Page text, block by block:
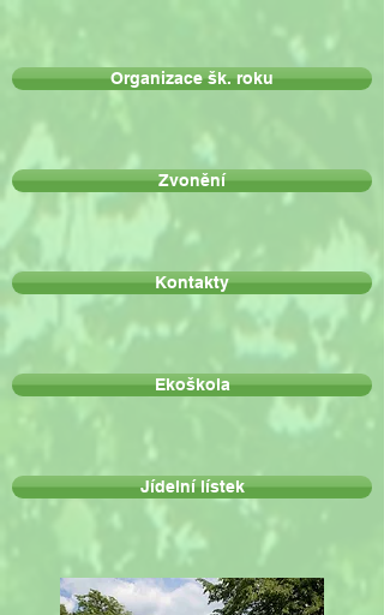
Organizace šk. roku
Zvonění
Kontakty
Ekoškola
Jídelní lístek